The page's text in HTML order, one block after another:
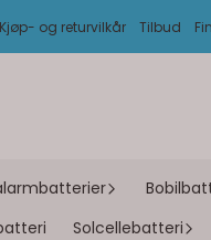
Kjøp- og returvilkår Tilbud
Solcellebatteri